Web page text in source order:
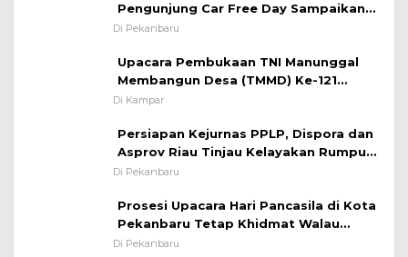
Situasi Kondusif
Pengunjung Car Free Day Sampaikan
Pesan Edukasi Kamtibmas &
Di Pekanbaru
Upacara Pembukaan TNI Manunggal
Membangun Desa (TMMD) Ke-121
Kodim 0313/KPR Tahun 2024) ?
Di Kampar
Persiapan Kejurnas PPLP, Dispora dan
Asprov Riau Tinjau Kelayakan Rumput
Lapangan Sepakbola
Di Pekanbaru
Prosesi Upacara Hari Pancasila di Kota
Pekanbaru Tetap Khidmat Walau
Dalam Ruangan
Di Pekanbaru